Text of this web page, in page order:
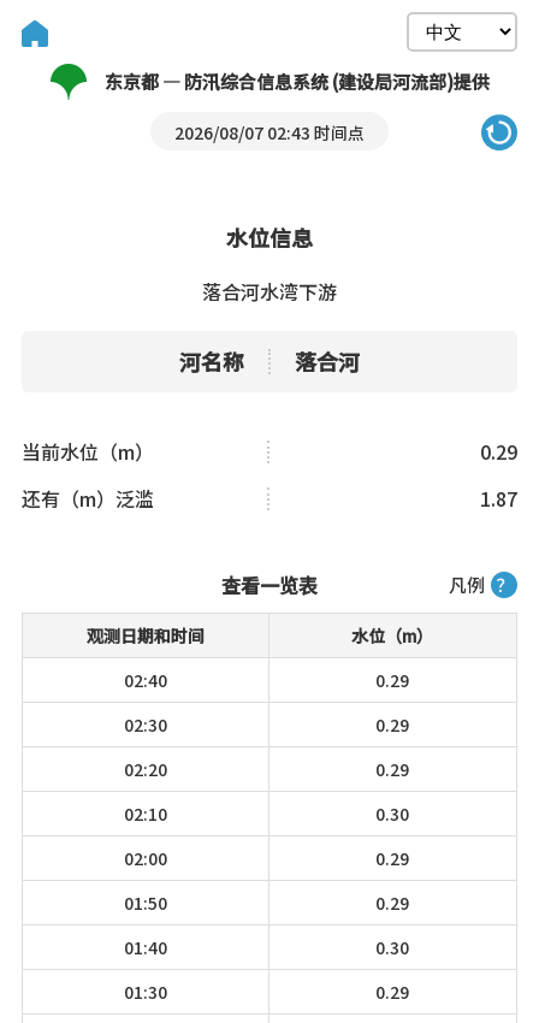
东京都 — 防汛综合信息系统 (建设局河流部)提供
2026/08/07 02:43 时间点
水位信息
落合河水湾下游
河名称 落合河
当前水位（m）
0.29
还有（m）泛滥
1.87
凡例 ？
查看一览表
观测日期和时间
水位（m）
02:40
0.29
02:30
0.29
02:20
0.29
02:10
0.30
02:00
0.29
01:50
0.29
01:40
0.30
01:30
0.29